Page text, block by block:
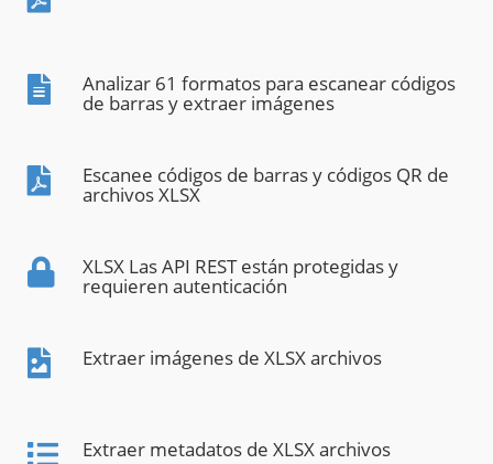
Analizar 61 formatos para escanear códigos
de barras y extraer imágenes
Escanee códigos de barras y códigos QR de
archivos XLSX
XLSX Las API REST están protegidas y
requieren autenticación
Extraer imágenes de XLSX archivos
Extraer metadatos de XLSX archivos